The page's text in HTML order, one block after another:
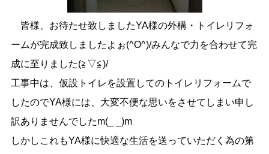
皆様、お待たせ致しましたYA様の外構・トイレリフォ
ームが完成致しましたよぉ(^O^)/みんなで力を合わせて完
成に至りました(≧▽≦)/
工事中は、仮設トイレを設置してのトイレリフォームで
したのでYA様には、大変不便な思いをさせてしまい申し
訳ありませんでしたm(_ _)m
しかしこれもYA様に快適な生活を送っていただく為の第